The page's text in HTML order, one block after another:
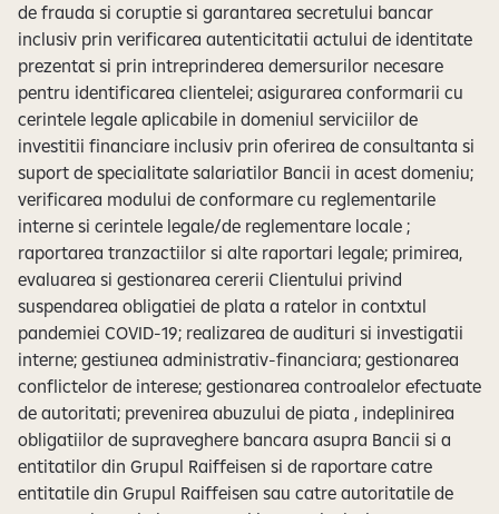
de frauda si coruptie si garantarea secretului bancar
inclusiv prin verificarea autenticitatii actului de identitate
prezentat si prin intreprinderea demersurilor necesare
pentru identificarea clientelei; asigurarea conformarii cu
cerintele legale aplicabile in domeniul serviciilor de
investitii financiare inclusiv prin oferirea de consultanta si
suport de specialitate salariatilor Bancii in acest domeniu;
verificarea modului de conformare cu reglementarile
interne si cerintele legale/de reglementare locale ;
raportarea tranzactiilor si alte raportari legale; primirea,
evaluarea si gestionarea cererii Clientului privind
suspendarea obligatiei de plata a ratelor in contxtul
pandemiei COVID-19; realizarea de audituri si investigatii
interne; gestiunea administrativ-financiara; gestionarea
conflictelor de interese; gestionarea controalelor efectuate
de autoritati; prevenirea abuzului de piata , indeplinirea
obligatiilor de supraveghere bancara asupra Bancii si a
entitatilor din Grupul Raiffeisen si de raportare catre
entitatile din Grupul Raiffeisen sau catre autoritatile de